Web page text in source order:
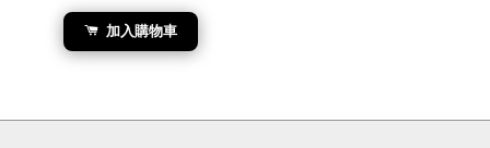
加入購物車